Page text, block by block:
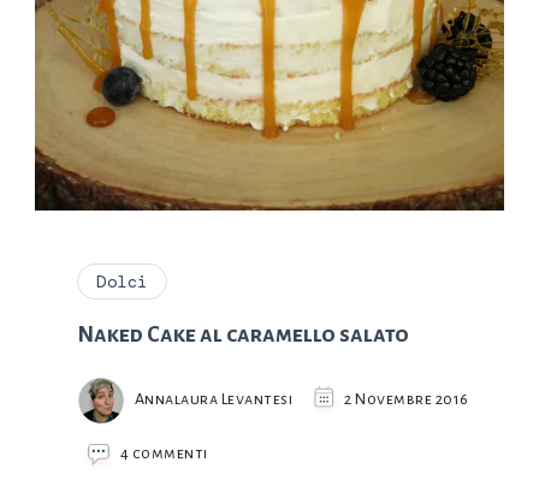
Dolci
Naked Cake al caramello salato
Annalaura Levantesi 2 Novembre 2016
4 commenti